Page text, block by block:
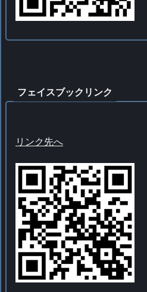
フェイスブックリンク
リンク先へ